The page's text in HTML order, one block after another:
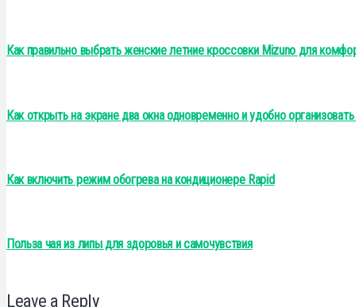
Как правильно выбрать женские летние кроссовки Mizuno для
Как открыть на экране два окна одновременно и удобно
Как включить режим обогрева на кондиционере Rapid
Польза чая из липы для здоровья и самочувствия
Leave a Reply